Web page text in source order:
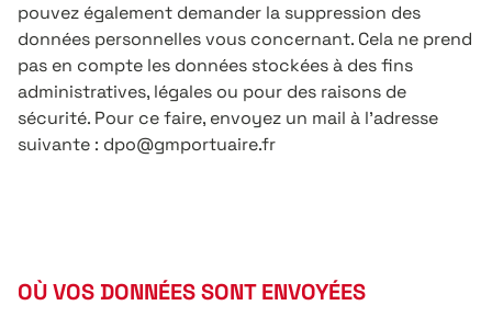
pouvez également demander la suppression des
données personnelles vous concernant. Cela ne prend
pas en compte les données stockées à des fins
administratives, légales ou pour des raisons de
sécurité. Pour ce faire, envoyez un mail à l’adresse
suivante : dpo@gmportuaire.fr
OÙ VOS DONNÉES SONT ENVOYÉES